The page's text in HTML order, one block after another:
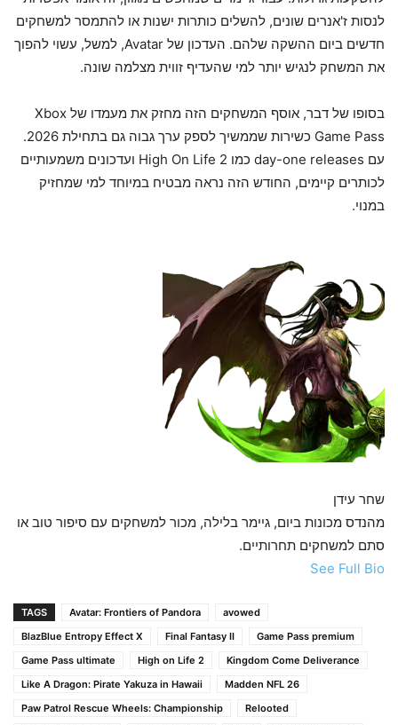
לנסות ז'אנרים שונים, להשלים כותרות ישנות או להתמסר למשחקים
חדשים ביום ההשקה שלהם. העדכון של Avatar, למשל, עשוי להפוך
את המשחק לנגיש יותר למי שהעדיף זווית מצלמה שונה.
בסופו של דבר, אוסף המשחקים הזה מחזק את מעמדו של Xbox
Game Pass כשירות שממשיך לספק ערך גבוה גם בתחילת 2026.
עם day-one releases כמו High On Life 2 ועדכונים משמעותיים
לכותרים קיימים, החודש הזה נראה מבטיח במיוחד למי שמחזיק
במנוי.
שחר עידן
מהנדס מכונות ביום, גיימר בלילה, מכור למשחקים עם סיפור טוב או
סתם למשחקים תחרותיים.
See Full Bio
TAGS Avatar: Frontiers of Pandora
avowed
BlazBlue Entropy Effect X
Final Fantasy II
Game Pass premium
Game Pass ultimate
High on Life 2
Kingdom Come Deliverance
Like A Dragon: Pirate Yakuza in Hawaii
Madden NFL 26
Paw Patrol Rescue Wheels: Championship
Relooted